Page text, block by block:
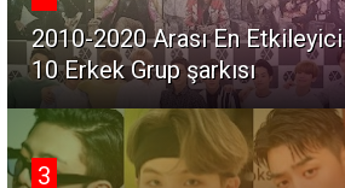
2010-2020 Arası En Etkileyici
10 Erkek Grup şarkısı
3